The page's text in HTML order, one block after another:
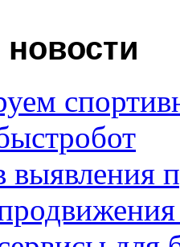
новости
выявления